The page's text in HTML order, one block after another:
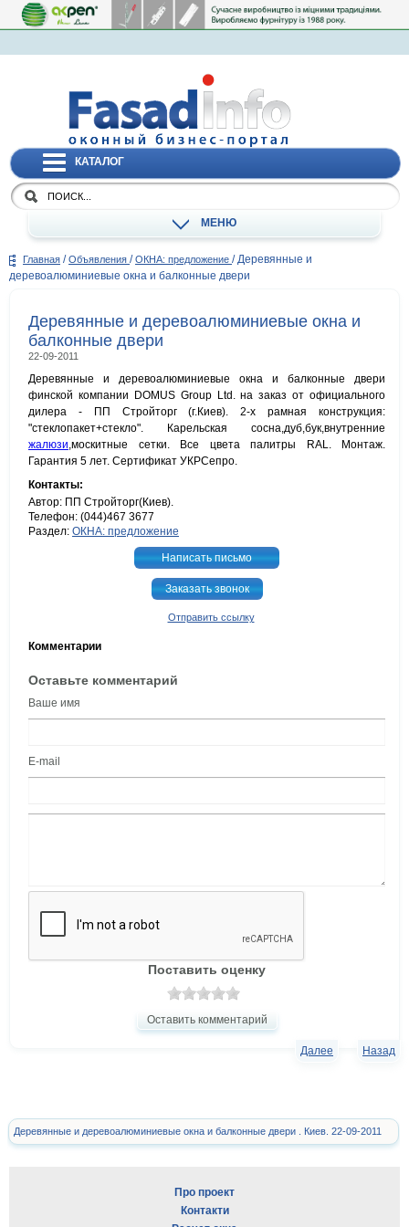
КАТАЛОГ
МЕНЮ
Главная / Объявления / ОКНА: предложение / Деревянные и
деревоалюминиевые окна и балконные двери
Деревянные и деревоалюминиевые окна и
балконные двери
22-09-2011
Деревянные и деревоалюминиевые окна и балконные двери
финской компании DOMUS Group Ltd. на заказ от официального
дилера - ПП Стройторг (г.Киев). 2-х рамная конструкция:
"стеклопакет+стекло". Карельская сосна,дуб,бук,внутренние
жалюзи,москитные сетки. Все цвета палитры RAL. Монтаж.
Гарантия 5 лет. Сертификат УКРСепро.
Контакты:
Автор: ПП Стройторг(Киев).
Телефон: (044)467 3677
Раздел: ОКНА: предложение
Написать письмо
Заказать звонок
Отправить ссылку
Комментарии
Оставьте комментарий
Ваше имя
E-mail
Поставить оценку
Оставить комментарий
Назад
Далее
Деревянные и деревоалюминиевые окна и балконные двери . Киев. 22-09-2011
Про проект
Контакти